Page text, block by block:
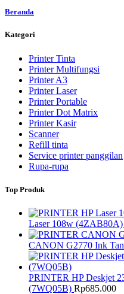
Beranda
Kategori
Printer Tinta
Printer Multifungsi
Printer A3
Printer Laser
Printer Portable
Printer Dot Matrix
Printer Kasir
Scanner
Refill tinta
Service printer panggilan
Rupa-rupa
Top Produk
Laser 108w (4ZAB80A)
CANON G2770 Ink
PRINTER HP Deskjet
(7WQ05B) Rp685.000